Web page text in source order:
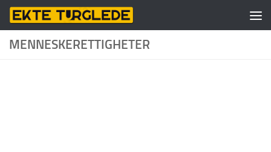
Skip to content
MENNESKERETTIGHETER